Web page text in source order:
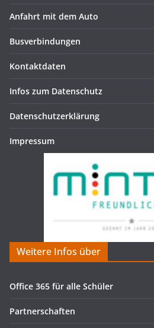
Anfahrt mit dem Auto
Busverbindungen
Kontaktdaten
Infos zum Datenschutz
Datenschutzerklärung
Impressum
Weitere Infos über
Office 365 für alle Schüler
Partnerschaften